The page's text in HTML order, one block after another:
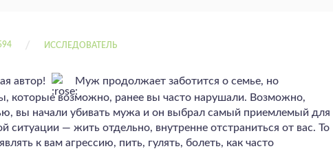
ИССЛЕДОВАТЕЛЬ
автор!
Муж продолжает заботится о семье, но
которые возможно, ранее вы часто нарушали. Возможно,
вы начали убивать мужа и он выбрал самый приемлемый для
ситуации — жить отдельно, внутренне отстраниться от вас. То
к вам агрессию, пить, гулять, болеть, как часто